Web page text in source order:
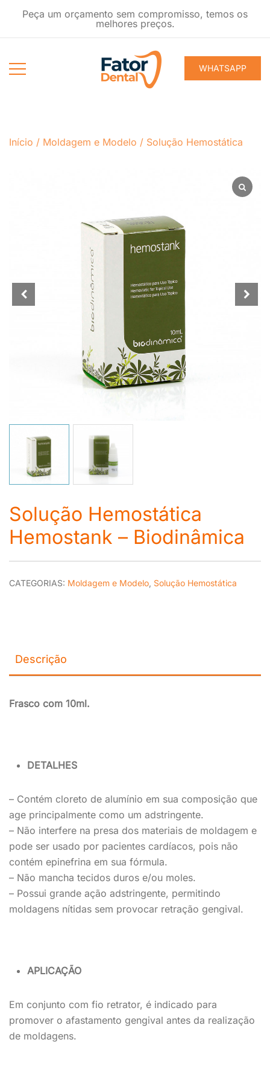
Peça um orçamento sem compromisso, temos os
melhores preços.
WHATSAPP
Início / Moldagem e Modelo / Solução Hemostática
Solução Hemostática
Hemostank – Biodinâmica
CATEGORIAS: Moldagem e Modelo Solução Hemostática
Descrição
Frasco com 10ml.
DETALHES
– Contém cloreto de alumínio em sua composição que
age principalmente como um adstringente.
– Não interfere na presa dos materiais de moldagem e
pode ser usado por pacientes cardíacos, pois não
contém epinefrina em sua fórmula.
– Não mancha tecidos duros e/ou moles.
– Possui grande ação adstringente, permitindo
moldagens nítidas sem provocar retração gengival.
APLICAÇÃO
Em conjunto com fio retrator, é indicado para
promover o afastamento gengival antes da realização
de moldagens.